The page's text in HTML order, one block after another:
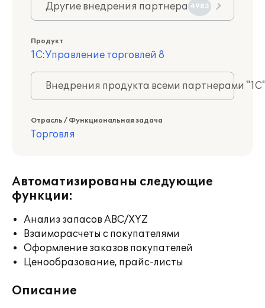
Другие внедрения партнера 4985
Продукт
1С:Управление торговлей 8
Внедрения продукта всеми партнерами
Отрасль / Функциональная задача
Торговля
Автоматизированы следующие
функции:
Анализ запасов ABC/XYZ
Взаиморасчеты с покупателями
Оформление заказов покупателей
Ценообразование, прайс-листы
Описание